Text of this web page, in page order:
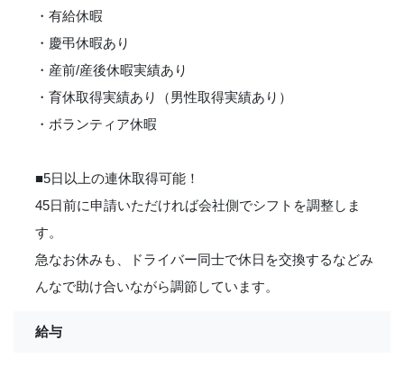
・有給休暇
・慶弔休暇あり
・産前/産後休暇実績あり
・育休取得実績あり（男性取得実績あり）
・ボランティア休暇
■5日以上の連休取得可能！
45日前に申請いただければ会社側でシフトを調整しま
す。
急なお休みも、ドライバー同士で休日を交換するなどみ
んなで助け合いながら調節しています。
給与